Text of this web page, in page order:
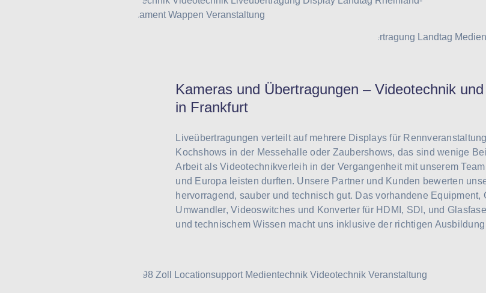
Kameras und Übertragungen – Videotechnik
in Frankfurt
Liveübertragungen verteilt auf mehrere Displays für
Kochshows in der Messehalle oder Zaubershows, das sind wenige
Arbeit als Videotechnikverleih in der Vergangenheit mit unserem
und Europa leisten durften. Unsere Partner und Kunden bewerten
hervorragend, sauber und technisch gut. Das vorhandene Equipment,
Umwandler, Videoswitches und Konverter für HDMI, SDI, und
und technischem Wissen macht uns inklusive der richtigen